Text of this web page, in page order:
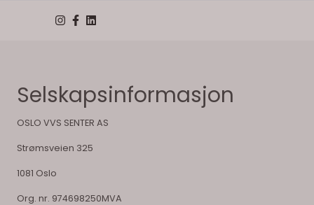
Selskapsinformasjon
OSLO VVS SENTER AS
Strømsveien 325
1081 Oslo
Org. nr. 974698250MVA